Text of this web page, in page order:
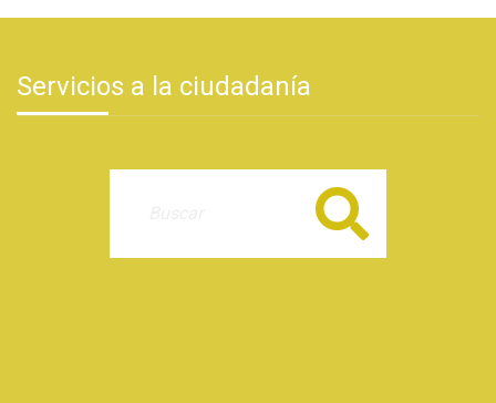
Servicios a la ciudadanía
Buscar